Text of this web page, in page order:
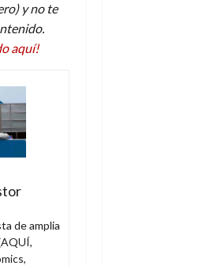
y no te
aquí!
de amplia